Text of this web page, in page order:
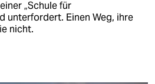
„Schule für
unterfordert. Einen Weg, ihre
nicht.